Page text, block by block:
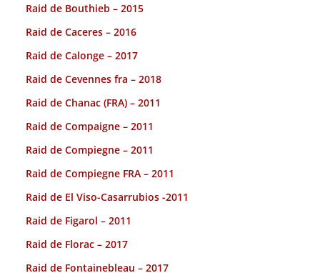
Raid de Bouthieb – 2015
Raid de Caceres – 2016
Raid de Calonge – 2017
Raid de Cevennes fra – 2018
Raid de Chanac (FRA) – 2011
Raid de Compaigne – 2011
Raid de Compiegne – 2011
Raid de Compiegne FRA – 2011
Raid de El Viso-Casarrubios -2011
Raid de Figarol – 2011
Raid de Florac – 2017
Raid de Fontainebleau – 2017